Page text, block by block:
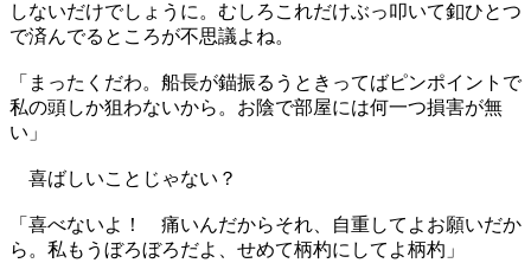
しないだけでしょうに。むしろこれだけぶっ叩いて釦ひとつ
で済んでるところが不思議よね。
「まったくだわ。船長が錨振るうときってばピンポイントで
私の頭しか狙わないから。お陰で部屋には何一つ損害が無
い」
喜ばしいことじゃない？
「喜べないよ！ 痛いんだからそれ、自重してよお願いだか
ら。私もうぼろぼろだよ、せめて柄杓にしてよ柄杓」